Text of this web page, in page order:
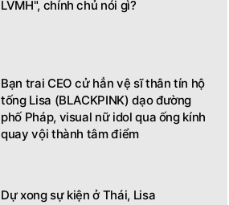
LVMH", chính chủ nói gì?
Bạn trai CEO cử hẳn vệ sĩ thân tín hộ
tống Lisa (BLACKPINK) dạo đường
phố Pháp, visual nữ idol qua ống kính
quay vội thành tâm điểm
Dự xong sự kiện ở Thái, Lisa